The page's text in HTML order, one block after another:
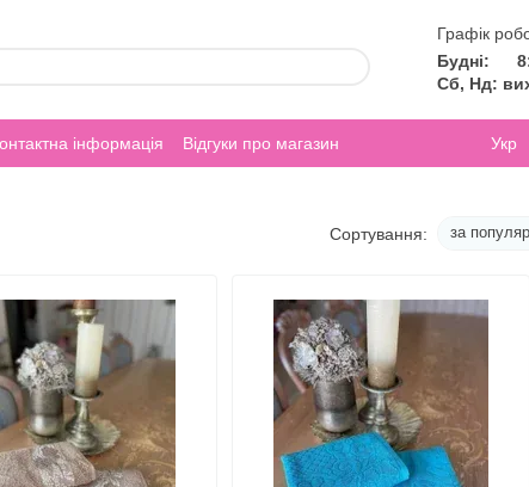
Графік
Будні:
Сб, Нд:
інформація Відгуки про магазин Укр
Сортування: за